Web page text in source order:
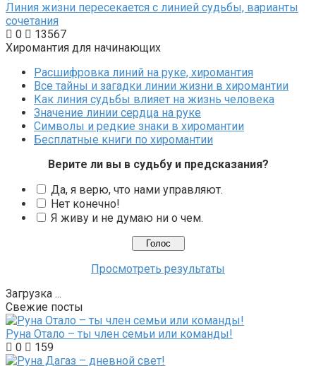
Линия жизни пересекается с линией судьбы, варианты
сочетания
0
13567
Хиромантия для начинающих
Расшифровка линий на руке, хиромантия
Все тайны и загадки линии жизни в хиромантии
Как линия судьбы влияет на жизнь человека
Значение линии сердца на руке
Символы и редкие знаки в хиромантии
Бесплатные книги по хиромантии
Верите ли вы в судьбу и предсказания?
Да, я верю, что нами управляют.
Нет конечно!
Я живу и не думаю ни о чем.
Просмотреть результаты
Загрузка ...
Свежие посты
Руна Отало – ты член семьи или команды!
0
159